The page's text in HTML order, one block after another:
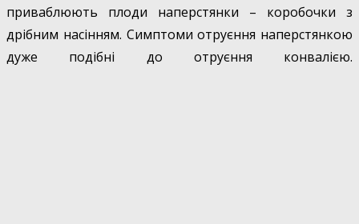
приваблюють плоди наперстянки – коробочки з
дрібним насінням. Симптоми отруєння наперстянкою
дуже подібні до отруєння конвалією.